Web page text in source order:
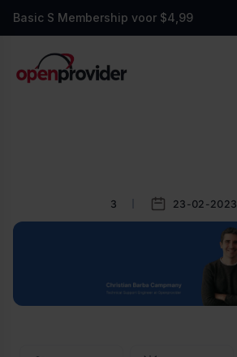
Basic S Membership voor $4,99
OpenProvider
3 23-02-2023